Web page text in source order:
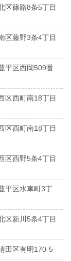
区篠路8条5丁目
区藤野3条4丁目
平区西岡509番
区西町南18丁目
区西町南18丁目
区西野5条4丁目
平区水車町3丁
区新川5条4丁目
田区有明170-5